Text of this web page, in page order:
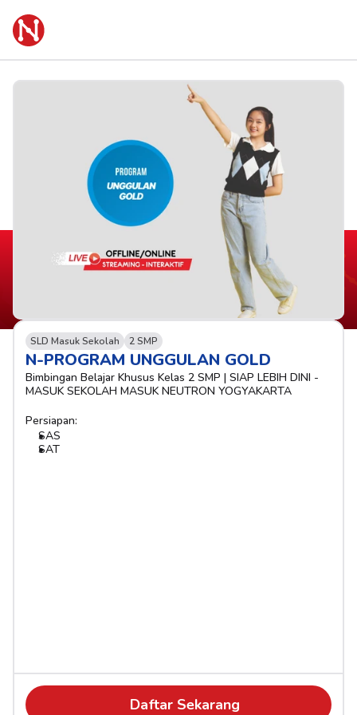
SLD Masuk Sekolah 2 SMP
N-PROGRAM UNGGULAN GOLD
Bimbingan Belajar Khusus Kelas 2 SMP | SIAP LEBIH DINI -
MASUK SEKOLAH MASUK NEUTRON YOGYAKARTA
Persiapan:
SAS
SAT
Daftar Sekarang